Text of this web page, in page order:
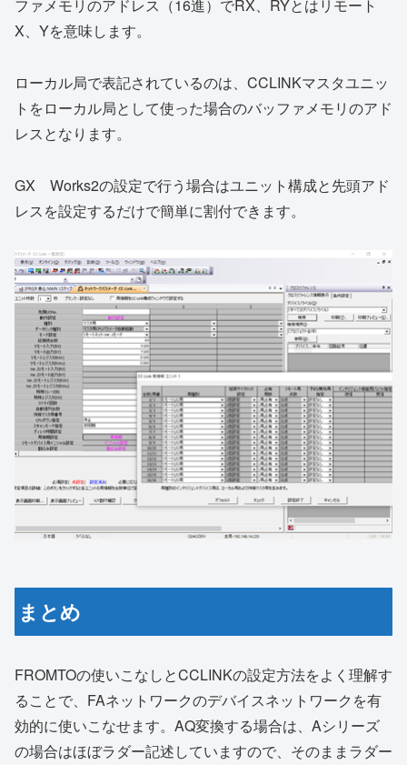
ファメモリのアドレス（16進）でRX、RYとはリモート
X、Yを意味します。
ローカル局で表記されているのは、CCLINKマスタユニッ
トをローカル局として使った場合のバッファメモリのアド
レスとなります。
GX Works2の設定で行う場合はユニット構成と先頭アド
レスを設定するだけで簡単に割付できます。
まとめ
FROMTOの使いこなしとCCLINKの設定方法をよく理解す
ることで、FAネットワークのデバイスネットワークを有
効的に使いこなせます。AQ変換する場合は、Aシリーズ
の場合はほぼラダー記述していますので、そのままラダー